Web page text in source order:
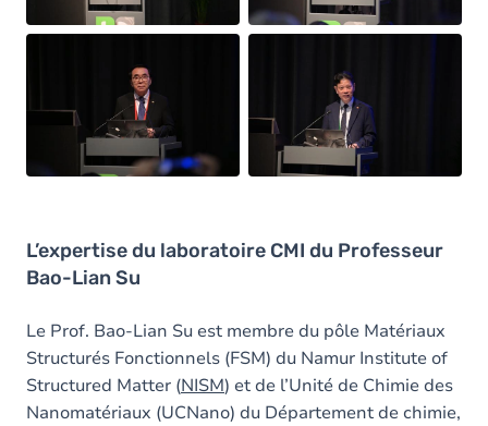
L’expertise du laboratoire CMI du Professeur
Bao-Lian Su
Le Prof. Bao-Lian Su est membre du pôle Matériaux
Structurés Fonctionnels (FSM) du Namur Institute of
Structured Matter (NISM) et de l’Unité de Chimie des
Nanomatériaux (UCNano) du Département de chimie,